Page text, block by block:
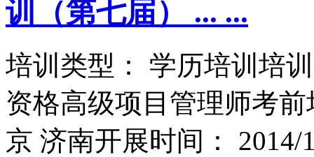
训（第七届） ... ...
培训类型： 学历培训培
资格高级项目管理师考
京 济南开展时间： 2014/